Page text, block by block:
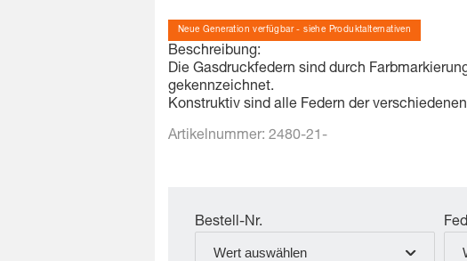
Neue Generation verfügbar - siehe Produktalternativen
Beschreibung:
Die Gasdruckfedern sind durch
gekennzeichnet.
Konstruktiv sind alle Federn der
Artikelnummer:2480-21-
Bestell-Nr.
Wert auswählen